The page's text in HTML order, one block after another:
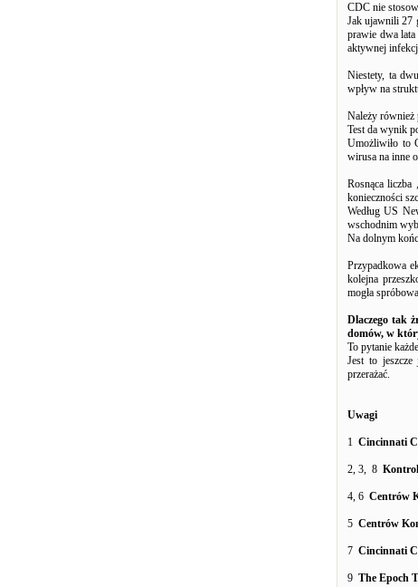
CDC nie
Jak ujawnili 27
prawie dwa
aktywnej
Niestety, ta
wpływ na
Należy również
Test da wynik
Umożliwiło to
wirusa na inne
Rosnąca liczba
konieczności
Według US
wschodnim
Na dolnym
Przypadkowa
kolejna
mogła
Dlaczego tak
domów, w
To pytanie
Jest to
przerażać.
Uwagi
1 Cincinnati
2, 3, 8
4, 6 Centrów
5 Centrów
7 Cincinnati
9 The Epoch